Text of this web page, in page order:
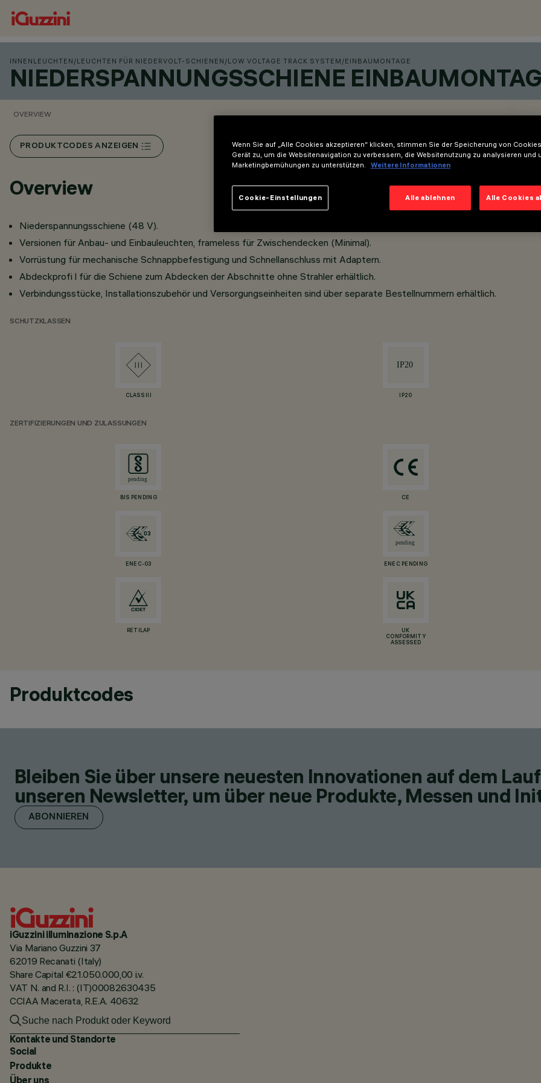
INNENLEUCHTEN /LEUCHTEN FÜR NIEDERVOLT-SCHIENEN /LOW VOLTAGE TRACK SYSTEM /EINBAUMONTAGE
NIEDERSPANNUNGSSCHIENE
OVERVIEW
PRODUKTCODES ANZEIGEN
Overview
Niederspannungsschiene (48 V).
Versionen für Anbau- und Einbauleuchten, frameless für Zwischendecken (Minimal).
Vorrüstung für mechanische Schnappbefestigung und Schnellanschluss mit Adaptern.
Abdeckprofi l für die Schiene zum Abdecken der Abschnitte ohne Strahler erhältlich.
Verbindungsstücke, Installationszubehör und Versorgungseinheiten sind über separate Bestellnummern erhältlich.
SCHUTZKLASSEN
CLASS III IP20
ZERTIFIZIERUNGEN UND ZULASSUNGEN
BIS PENDING CE
ENEC-03 ENEC PENDING
RETILAP
UK
CONFORMITY
ASSESSED
Produktcodes
Bleiben Sie über unsere neuesten Innovationen auf dem
unseren Newsletter, um über neue Produkte, Messen und
ABONNIEREN
iGuzzini illuminazione S.p.A
Via Mariano Guzzini 37
62019 Recanati (Italy)
Share Capital €21.050.000,00 i.v.
VAT N. and R.I. : (IT)00082630435
CCIAA Macerata, R.E.A. 40632
Kontakte und Standorte
Social
Produkte
Über uns
Wenn Sie auf „Alle Cookies akzeptieren“ klicken, stimmen Sie der Speicherung von
Gerät zu, um die Websitenavigation zu verbessern, die Websitenutzung zu analysieren und
Marketingbemühungen zu unterstützen.
Weitere Informationen
Alle ablehnen Alle Cookies
Cookie-Einstellungen